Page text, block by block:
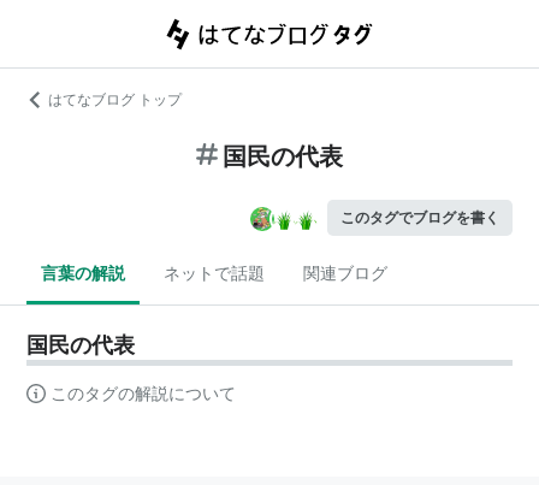
はてなブログ トップ
国民の代表
このタグでブログを書く
言葉の解説 ネットで話題 関連ブログ
国民の代表
このタグの解説について